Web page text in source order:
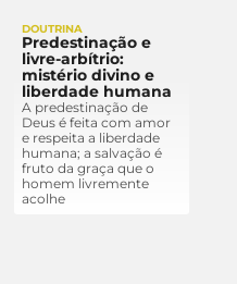
DOUTRINA
Predestinação e
livre-arbítrio:
mistério divino e
liberdade humana
A predestinação de
Deus é feita com amor
e respeita a liberdade
humana; a salvação é
fruto da graça que o
homem livremente
acolhe